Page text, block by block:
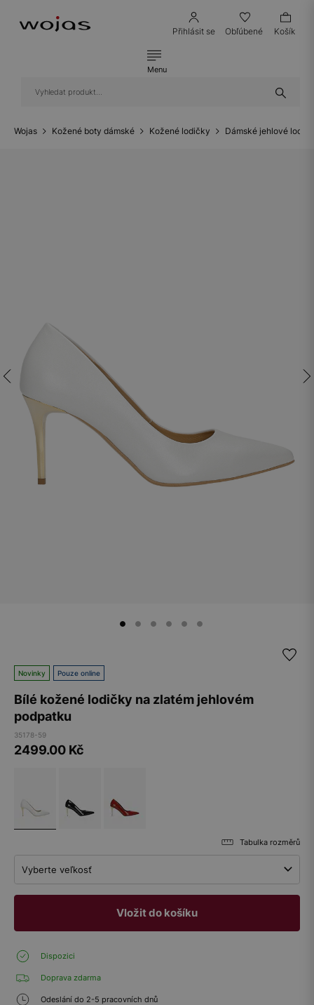
Přihlásit se Obľúbené Košík
Menu
Wojas Kožené boty dámské Kožené lodičky Dámské jehlové
Novinky Pouze online
Bílé kožené lodičky na zlatém jehlovém
podpatku
35178-59
2499.00 Kč
Tabulka rozměrů
Vyberte veľkosť
Vložit do košíku
Dispozici
Doprava zdarma
Odeslání do 2-5 pracovních dnů